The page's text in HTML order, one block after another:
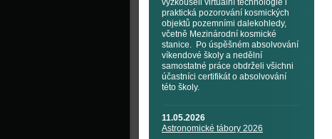
vyzkoušeli virtuální technologie i
praktická pozorování kosmických
objektů pozemními dalekohledy,
včetně Mezinárodní kosmické
stanice. Po úspěšném absolvování
víkendové školy a nedělní
samostatné práce obdrželi všichni
účastníci certifikát o absolvování
této školy.
11.05.2026
Astronomické tábory 2026